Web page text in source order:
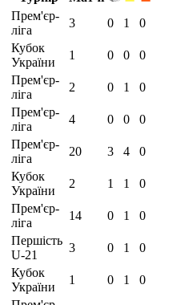
Прем'єр-
ліга
3 0 1 0
Кубок
України
1 0 0 0
Прем'єр-
ліга
2 0 1 0
Прем'єр-
ліга
4 0 0 0
Прем'єр-
ліга
20 3 4 0
Кубок
України
2 1 1 0
Прем'єр-
ліга
14 0 1 0
Першість
U-21
3 0 1 0
Кубок
України
1 0 1 0